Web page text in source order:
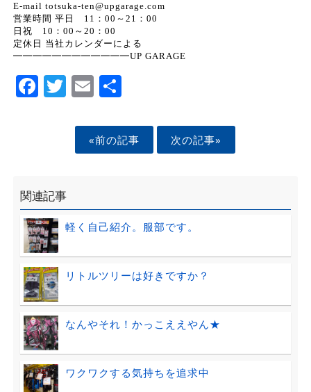
E-mail totsuka-ten@upgarage.com
営業時間 平日 11：00～21：00
日祝 10：00～20：00
定休日 当社カレンダーによる
━━━━━━━━━━━━UP GARAGE
Facebook
Twitter
EmailShare
«前の記事 次の記事»
関連記事
軽く自己紹介。服部です。
リトルツリーは好きですか？
なんやそれ！かっこええやん★
ワクワクする気持ちを追求中